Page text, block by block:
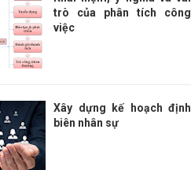
trò của phân tích công
việc
Xây dựng kế hoạch định
biên nhân sự